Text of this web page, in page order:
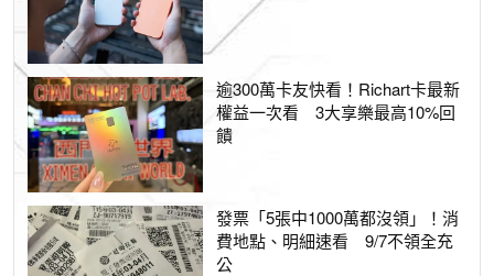
逾300萬卡友快看！Richart卡最新
權益一次看 3大享樂最高10%回
饋
發票「5張中1000萬都沒領」！消
費地點、明細速看 9/7不領全充
公